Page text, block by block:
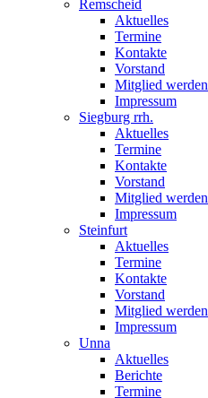
Remscheid
Aktuelles
Termine
Kontakte
Vorstand
Mitglied werden
Impressum
Siegburg rrh.
Aktuelles
Termine
Kontakte
Vorstand
Mitglied werden
Impressum
Steinfurt
Aktuelles
Termine
Kontakte
Vorstand
Mitglied werden
Impressum
Unna
Aktuelles
Berichte
Termine